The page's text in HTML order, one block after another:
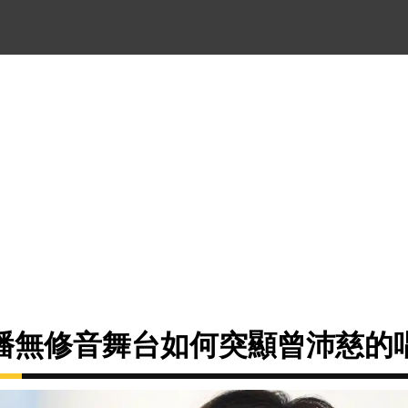
無修音舞台如何突顯曾沛慈的